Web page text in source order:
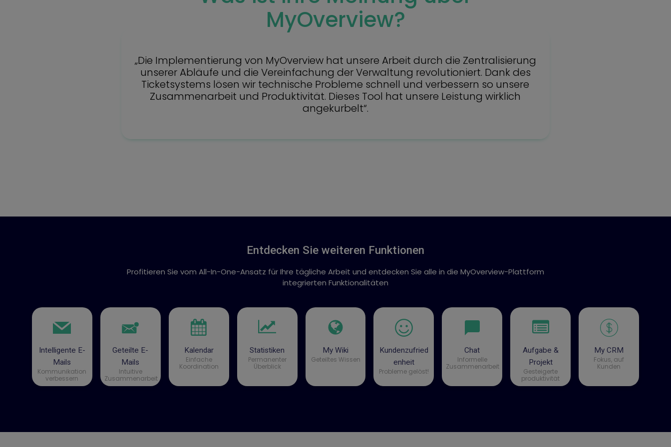
MyOverview?
„Die Implementierung von MyOverview hat unsere Arbeit durch die Zentralisierung
unserer Abläufe und die Vereinfachung der Verwaltung revolutioniert. Dank des
Ticketsystems lösen wir technische Probleme schnell und verbessern so unsere
Zusammenarbeit und Produktivität. Dieses Tool hat unsere Leistung wirklich
angekurbelt“.
Entdecken Sie weiteren Funktionen
Profitieren Sie vom All-In-One-Ansatz für Ihre tägliche Arbeit und entdecken Sie alle in die MyOverview-Plattform
integrierten Funktionalitäten
Intelligente E-
Mails
Kommunikation
verbessern
Geteilte E-
Mails
Intuitive
Zusammenarbeit
Kalendar
Einfache
Koordination
Statistiken
Permanenter
Überblick
My Wiki
Geteiltes Wissen
Kundenzufried
enheit
Probleme gelöst!
Chat
Informelle
Zusammenarbeit
Aufgabe &
Projekt
Gesteigerte
produktivität
My CRM
Fokus, auf
Kunden